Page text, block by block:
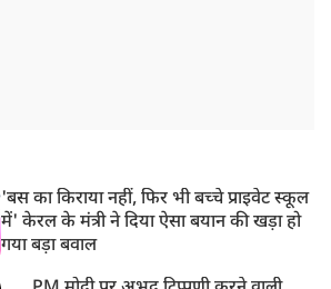
'बस का किराया नहीं, फिर भी बच्चे प्राइवेट स्कूल
में' केरल के मंत्री ने दिया ऐसा बयान की खड़ा हो
गया बड़ा बवाल